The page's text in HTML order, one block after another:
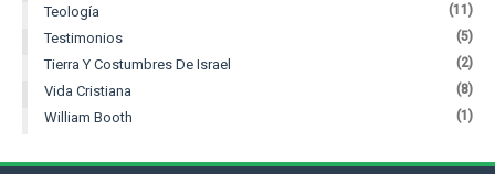
Teología (11)
Testimonios (5)
Tierra Y Costumbres De Israel (2)
Vida Cristiana (8)
William Booth (1)